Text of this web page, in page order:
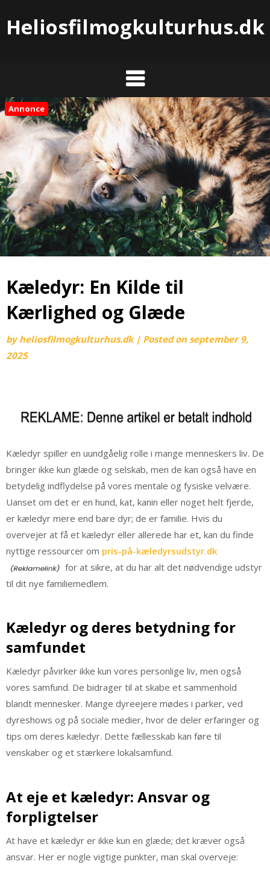
Heliosfilmogkulturhus.dk
Annonce
Kæledyr: En Kilde til
Kærlighed og Glæde
byheliosfilmogkulturhus.dk | Posted on september 9,
2025
Kæledyr spiller en uundgåelig rolle i mange menneskers liv. De
bringer ikke kun glæde og selskab, men de kan også have en
betydelig indflydelse på vores mentale og fysiske velvære.
Uanset om det er en hund, kat, kanin eller noget helt fjerde,
er kæledyr mere end bare dyr; de er familie. Hvis du
overvejer at få et kæledyr eller allerede har et, kan du finde
nyttige ressourcer om pris-på-kæledyrsudstyr.dk
for at sikre, at du har alt det nødvendige udstyr
til dit nye familiemedlem.
Kæledyr og deres betydning for
samfundet
Kæledyr påvirker ikke kun vores personlige liv, men også
vores samfund. De bidrager til at skabe et sammenhold
blandt mennesker. Mange dyreejere mødes i parker, ved
dyreshows og på sociale medier, hvor de deler erfaringer og
tips om deres kæledyr. Dette fællesskab kan føre til
venskaber og et stærkere lokalsamfund.
At eje et kæledyr: Ansvar og
forpligtelser
At have et kæledyr er ikke kun en glæde; det kræver også
ansvar. Her er nogle vigtige punkter, man skal overveje: